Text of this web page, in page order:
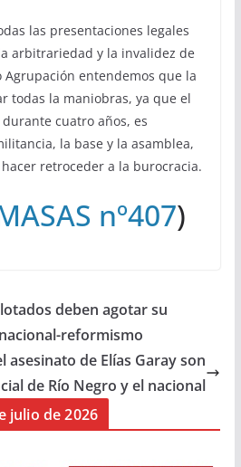
las presentaciones legales
arbitrariedad y la invalidez de
Agrupación entendemos que la
todas la maniobras, ya que el
cuatro años, es
la base y la asamblea,
retroceder a la burocracia.
nº407)
deben agotar su
reformismo
asesinato de Elías Garay son
de Río Negro y el nacional
julio de 2026